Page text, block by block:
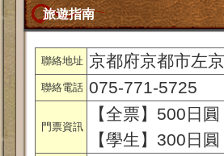
旅遊指南
聯絡地址 京都府京都市左
聯絡電話 075-771-5725
門票資訊
【全票】500日圓
【學生】300日圓